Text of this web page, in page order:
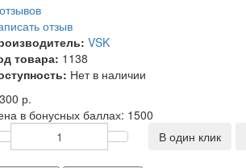
отзыв
VSK
товара: 1138
Нет в наличии
р.
в бонусных баллах: 1500
В один клик